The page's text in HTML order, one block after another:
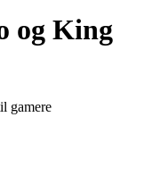
og King
gamere